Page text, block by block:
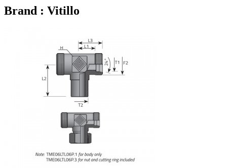
Brand : Vitillo